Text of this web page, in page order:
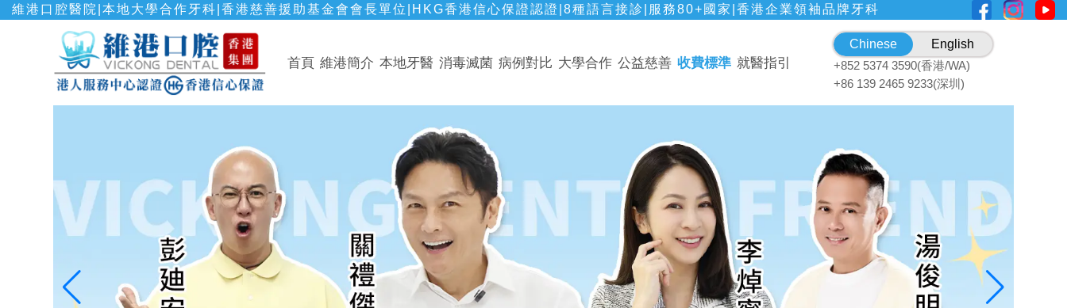
維港口腔醫院|本地大學合作牙科|香港慈善援助基金會會長單位|HKG香港信心保證認證|8種語言接診|服務80+國家|香港企業領袖品牌牙科
首頁 維港簡介 本地牙醫 消毒滅菌 病例對比 大學合作 公益慈善 收費標準 就醫指引
Chinese
English
+852 5374 3590(香港/WA)
+86 139 2465 9233(深圳)